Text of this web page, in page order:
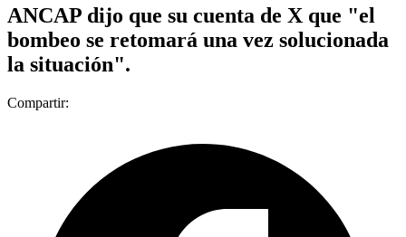
ANCAP dijo que su cuenta de X que "el
bombeo se retomará una vez solucionada
la situación".
Compartir: